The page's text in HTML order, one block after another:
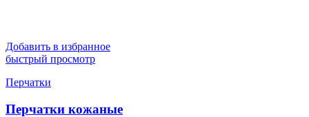
Добавить в избранное
быстрый просмотр
Перчатки
Перчатки кожаные